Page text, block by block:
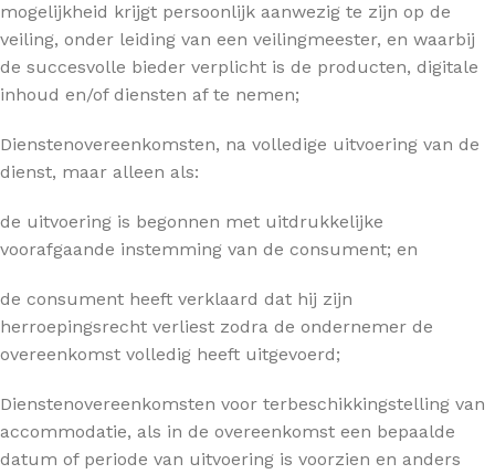
mogelijkheid krijgt persoonlijk aanwezig te zijn op de
veiling, onder leiding van een veilingmeester, en waarbij
de succesvolle bieder verplicht is de producten, digitale
inhoud en/of diensten af te nemen;
Dienstenovereenkomsten, na volledige uitvoering van de
dienst, maar alleen als:
de uitvoering is begonnen met uitdrukkelijke
voorafgaande instemming van de consument; en
de consument heeft verklaard dat hij zijn
herroepingsrecht verliest zodra de ondernemer de
overeenkomst volledig heeft uitgevoerd;
Dienstenovereenkomsten voor terbeschikkingstelling van
accommodatie, als in de overeenkomst een bepaalde
datum of periode van uitvoering is voorzien en anders